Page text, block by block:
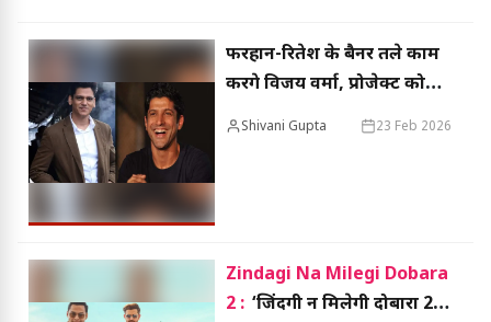
फरहान-रितेश के बैनर तले काम
करेंगे विजय वर्मा, प्रोजेक्ट को
लेकर एक्साइटेड
Shivani Gupta 23 Feb 2026
Zindagi Na Milegi Dobara
2 : ‘जिंदगी न मिलेगी दोबारा 2’